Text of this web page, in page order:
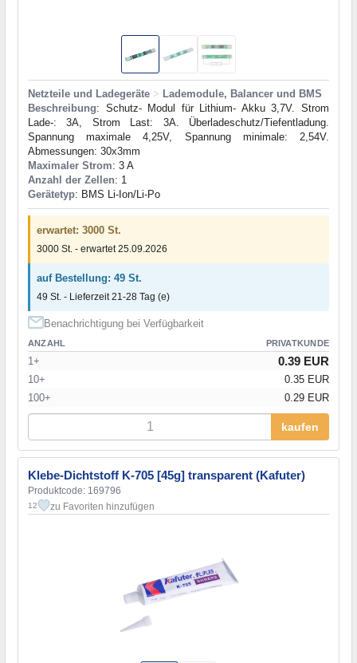
Netzteile und Ladegeräte > Lademodule, Balancer und BMS
Beschreibung: Schutz- Modul für Lithium- Akku 3,7V. Strom
Lade-: 3A, Strom Last: 3A. Überladeschutz/Tiefentladung.
Spannung maximale 4,25V, Spannung minimale: 2,54V.
Abmessungen: 30x3mm
Maximaler Strom: 3 A
Anzahl der Zellen: 1
Gerätetyp: BMS Li-Ion/Li-Po
erwartet: 3000 St.
3000 St. - erwartet 25.09.2026
auf Bestellung: 49 St.
49 St. - Lieferzeit 21-28 Tag (e)
Benachrichtigung bei Verfügbarkeit
ANZAHL PRIVATKUNDE
1+ 0.39 EUR
10+
0.35 EUR
100+
0.29 EUR
kaufen
Klebe-Dichtstoff K-705 [45g] transparent (Kafuter)
Produktcode: 169796
12 zu Favoriten hinzufügen